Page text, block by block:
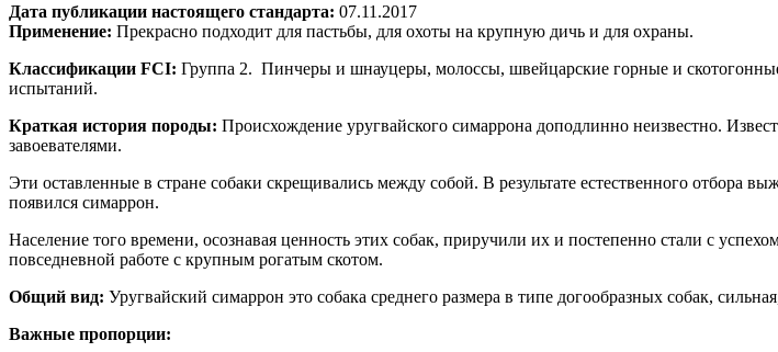
Дата публикации настоящего стандарта: 07.11.2017
Применение: Прекрасно подходит для пастьбы, для охоты на крупную дичь и для охраны.
Классификации FCI: Группа 2. Пинчеры и шнауцеры, молоссы, швейцарские горные и
испытаний.
Краткая история породы: Происхождение уругвайского симаррона доподлинно неизвестно.
завоевателями.
Эти оставленные в стране собаки скрещивались между собой. В результате естественного
появился симаррон.
Население того времени, осознавая ценность этих собак, приручили их и постепенно стали с
повседневной работе с крупным рогатым скотом.
Общий вид: Уругвайский симаррон это собака среднего размера в типе догообразных собак,
Важные пропорции: